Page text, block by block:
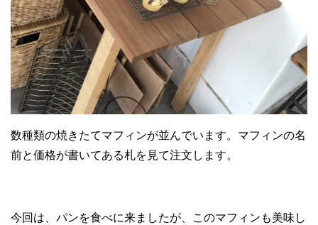
数種類の焼きたてマフィンが並んでいます。マフィンの名
前と価格が書いてある札を見て注文します。
今回は、パンを食べに来ましたが、このマフィンも美味し